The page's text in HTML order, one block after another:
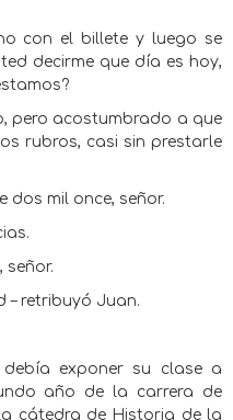
con el billete y luego se
decirme que día es hoy,
pero acostumbrado a que
rubros, casi sin prestarle
dos mil once, señor.
señor.
– retribuyó Juan.
exponer su clase a
año de la carrera de
cátedra de Historia de la